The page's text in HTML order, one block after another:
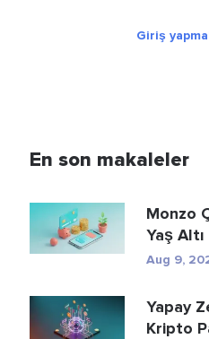
Giriş
En son makaleler
Monzo
Yaş
ve
Aug 9,
Yapay
Kripto